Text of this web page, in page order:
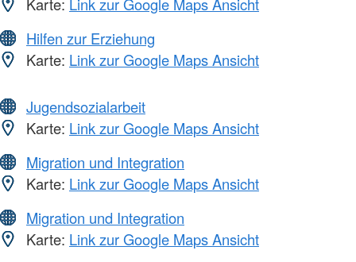
Karte: Link zur Google Maps Ansicht
Hilfen zur Erziehung
Karte: Link zur Google Maps Ansicht
Jugendsozialarbeit
Karte: Link zur Google Maps Ansicht
Migration und Integration
Karte: Link zur Google Maps Ansicht
Migration und Integration
Karte: Link zur Google Maps Ansicht